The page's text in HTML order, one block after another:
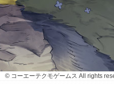
© コーエーテクモゲームス All rights